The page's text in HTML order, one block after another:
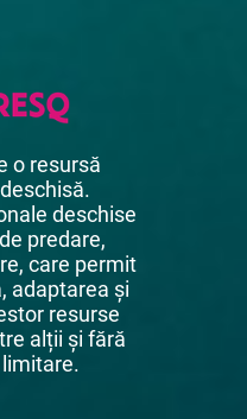
o resursă
deschise
predare,
care permit
adaptarea și
resurse
alții și fără